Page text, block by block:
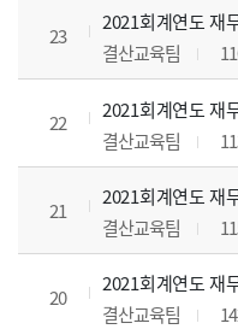
23
2021회계연도 재
결산교육팀
22
2021회계연도 재
결산교육팀
21
2021회계연도 재
결산교육팀
20
2021회계연도 재
결산교육팀